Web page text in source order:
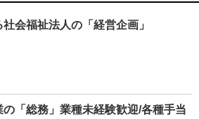
会福祉法人の「経営企画」
「総務」業種未経験歓迎/各種手当